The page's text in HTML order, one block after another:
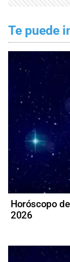
Te puede
Horóscopo
2026